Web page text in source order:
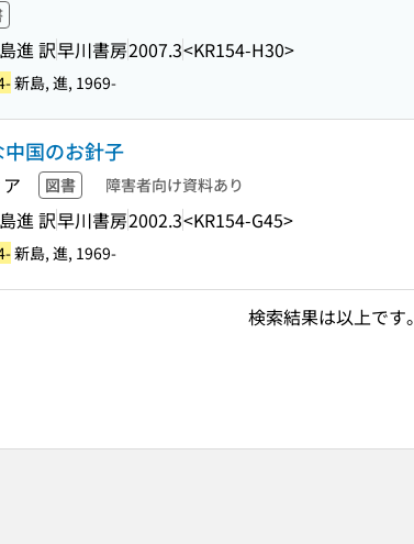
進 訳早川書房2007.3<KR154-H30>
新島, 進, 1969-
国のお針子
図書 障害者向け資料あり
進 訳早川書房2002.3<KR154-G45>
新島, 進, 1969-
検索結果は以上です。